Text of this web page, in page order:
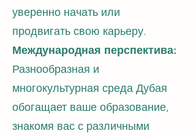
уверенно начать или
продвигать свою карьеру.
Международная перспектива:
Разнообразная и
многокультурная среда Дубая
обогащает ваше образование,
знакомя вас с различными